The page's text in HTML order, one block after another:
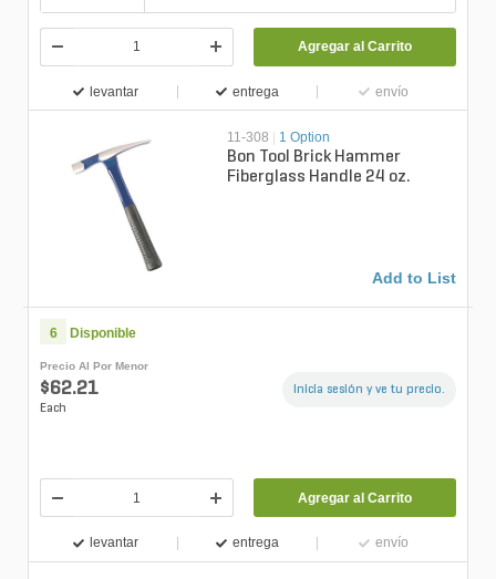
Agregar al Carrito
levantar entrega envío
11-308 1 Option
Bon Tool Brick Hammer
Fiberglass Handle 24 oz.
Add to List
6 Disponible
Precio Al Por Menor
$62.21
Each
Inicia sesión y ve tu precio.
Agregar al Carrito
levantar entrega envío